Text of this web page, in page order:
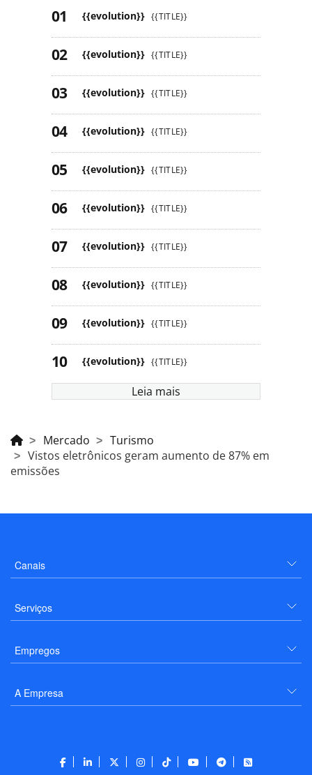
{{evolution}} {{TITLE}}
{{evolution}} {{TITLE}}
{{evolution}} {{TITLE}}
{{evolution}} {{TITLE}}
{{evolution}} {{TITLE}}
{{evolution}} {{TITLE}}
{{evolution}} {{TITLE}}
{{evolution}} {{TITLE}}
{{evolution}} {{TITLE}}
{{evolution}} {{TITLE}}
Leia mais
Mercado
Turismo
Vistos eletrônicos geram aumento de 87% em
emissões
Canais
Serviços
Empregos
A Empresa